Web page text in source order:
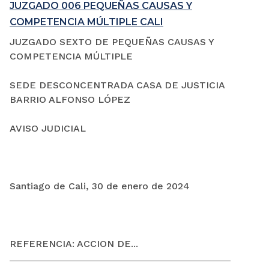
JUZGADO 006 PEQUEÑAS CAUSAS Y
COMPETENCIA MÚLTIPLE CALI
JUZGADO SEXTO DE PEQUEÑAS CAUSAS Y
COMPETENCIA MÚLTIPLE
SEDE DESCONCENTRADA CASA DE JUSTICIA
BARRIO ALFONSO LÓPEZ
AVISO JUDICIAL
Santiago de Cali, 30 de enero de 2024
REFERENCIA: ACCION DE...